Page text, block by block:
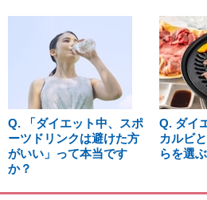
Q. 「ダイエット中、スポ
ーツドリンクは避けた方
がいい」って本当です
か？
Q. ダイ
カルビ
らを選